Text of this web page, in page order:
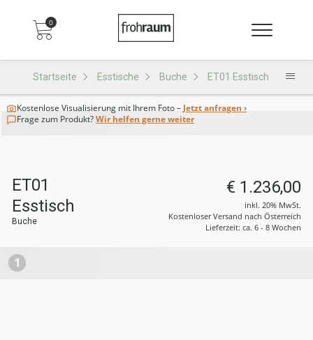
0
Startseite Esstische Buche ET01 Esstisch
Kostenlose Visualisierung mit Ihrem Foto – Jetzt anfragen ›
Frage zum Produkt?Wir helfen gerne weiter
ET01
Esstisch
Buche
€ 1.236,00
inkl. 20% MwSt.
Kostenloser Versand nach Österreich
Lieferzeit: ca. 6 - 8 Wochen
1